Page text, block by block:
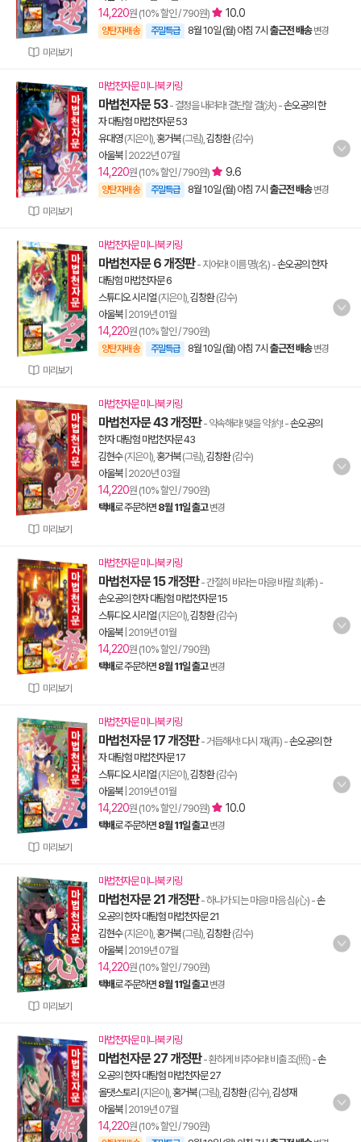
미리보기
14,220원 (10% 할인 / 790원) 10.0
양탄자배송 주말특급 8월 10일 (월) 아침 7시 출근전 배송 변경
미리보기
마법천자문 미니북 키링
마법천자문 53- 결정을 내려라! 결단할 결(決) -손오공의 한
자 대탐험 마법천자문 53
유대영(지은이), 홍거북(그림), 김창환(감수)
아울북| 2022년 07월
14,220원 (10% 할인 / 790원) 9.6
양탄자배송 주말특급 8월 10일 (월) 아침 7시 출근전 배송 변경
미리보기
마법천자문 미니북 키링
마법천자문 6 개정판- 지어라! 이름 명(名) -손오공의 한자
대탐험 마법천자문 6
스튜디오 시리얼 (지은이), 김창환(감수)
아울북| 2019년 01월
14,220원 (10% 할인 / 790원)
양탄자배송 주말특급 8월 10일 (월) 아침 7시 출근전 배송 변경
미리보기
마법천자문 미니북 키링
마법천자문 43 개정판- 약속해라! 맺을 약 約!-손오공의
한자 대탐험 마법천자문 43
김현수(지은이), 홍거북(그림), 김창환(감수)
아울북| 2020년 03월
14,220원 (10% 할인 / 790원)
택배로 주문하면 8월 11일 출고 변경
미리보기
마법천자문 미니북 키링
마법천자문 15 개정판- 간절히 바라는 마음! 바랄 희(希) -
손오공의 한자 대탐험 마법천자문 15
스튜디오 시리얼 (지은이), 김창환(감수)
아울북| 2019년 01월
14,220원 (10% 할인 / 790원)
택배로 주문하면 8월 11일 출고 변경
미리보기
마법천자문 미니북 키링
마법천자문 17 개정판- 거듭해서! 다시 재(再) -손오공의 한
자 대탐험 마법천자문 17
스튜디오 시리얼 (지은이), 김창환(감수)
아울북| 2019년 01월
14,220원 (10% 할인 / 790원) 10.0
택배로 주문하면 8월 11일 출고 변경
미리보기
마법천자문 미니북 키링
마법천자문 21 개정판- 하나가 되는 마음! 마음 심(心) -손
오공의 한자 대탐험 마법천자문 21
김현수(지은이), 홍거북(그림), 김창환(감수)
아울북| 2019년 07월
14,220원 (10% 할인 / 790원)
택배로 주문하면 8월 11일 출고 변경
마법천자문 미니북 키링
마법천자문 27 개정판- 환하게 비추어라! 비출 조(照) -손
오공의 한자 대탐험 마법천자문 27
올댓스토리 (지은이), 홍거북(그림), 김창환(감수), 김성재
아울북| 2019년 07월
14,220원 (10% 할인 / 790원)